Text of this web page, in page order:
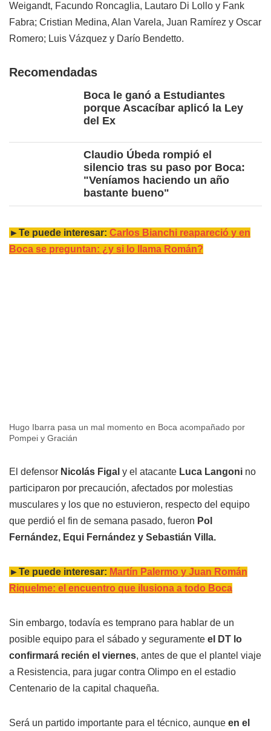
Weigandt, Facundo Roncaglia, Lautaro Di Lollo y Fank
Fabra; Cristian Medina, Alan Varela, Juan Ramírez y Oscar
Romero; Luis Vázquez y Darío Bendetto.
Recomendadas
Boca le ganó a Estudiantes
porque Ascacíbar aplicó la Ley
del Ex
Claudio Úbeda rompió el
silencio tras su paso por Boca:
"Veníamos haciendo un año
bastante bueno"
►Te puede interesar: Carlos Bianchi reapareció y en
Boca se preguntan: ¿y si lo llama Román?
Hugo Ibarra pasa un mal momento en Boca acompañado por
Pompei y Gracián
El defensor Nicolás Figal y el atacante Luca Langoni no
participaron por precaución, afectados por molestias
musculares y los que no estuvieron, respecto del equipo
que perdió el fin de semana pasado, fueron Pol
Fernández, Equi Fernández y Sebastián Villa.
►Te puede interesar: Martín Palermo y Juan Román
Riquelme: el encuentro que ilusiona a todo Boca
Sin embargo, todavía es temprano para hablar de un
posible equipo para el sábado y seguramente el DT lo
confirmará recién el viernes, antes de que el plantel viaje
a Resistencia, para jugar contra Olimpo en el estadio
Centenario de la capital chaqueña.
Será un partido importante para el técnico, aunque en el